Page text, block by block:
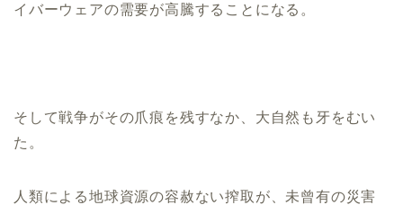
イバーウェアの需要が高騰することになる。
そして戦争がその爪痕を残すなか、大自然も牙をむい
た。
人類による地球資源の容赦ない搾取が、未曾有の災害